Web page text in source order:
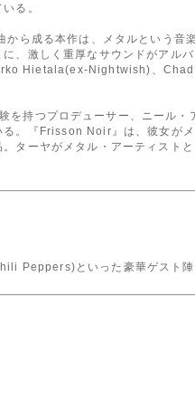
る。
ら成る本作は、メタルという音
、激しく重厚なサウンドがアルバ
Hietala(ex-Nightwish)、
持つプロデューサー、ニール・
る。『Frisson Noir』は、彼女が
ターヤがメタル・アーティスト
Peppers)といった豪華ゲスト陣